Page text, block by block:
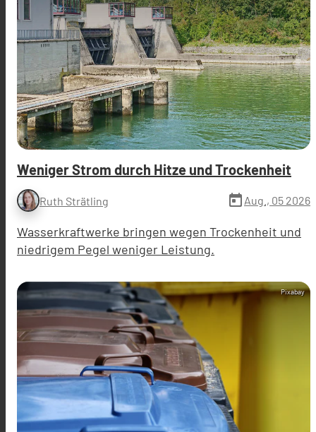
Weniger Strom durch Hitze und Trockenheit
Ruth Strätling today Aug., 05 2026
Wasserkraftwerke bringen wegen Trockenheit und
niedrigem Pegel weniger Leistung.
Pixabay